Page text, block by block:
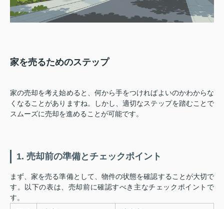
家を売るためのステップ
家の売却を考え始めると、何から手をつければよいのかわからな
くなることがありますね。しかし、適切なステップを踏むことで
スムーズに売却を進めることが可能です。
1. 売却前の準備とチェックポイント
まず、家を売る準備として、物件の状態を確認することが大切で
す。以下の表は、売却前に確認すべき主なチェックポイントで
す。